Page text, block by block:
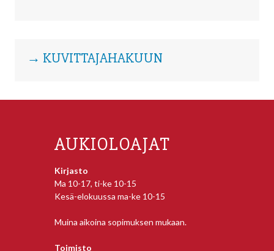
→ KUVITTAJAHAKUUN
AUKIOLOAJAT
Kirjasto
Ma 10-17, ti-ke 10-15
Kesä-elokuussa ma-ke 10-15
Muina aikoina sopimuksen mukaan.
Toimisto